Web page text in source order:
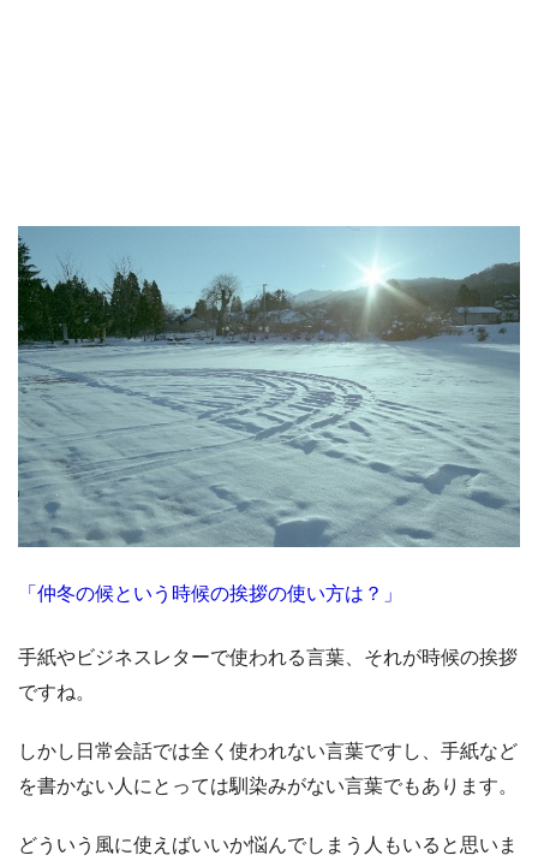
「仲冬の候という時候の挨拶の使い方は？」
手紙やビジネスレターで使われる言葉、それが時候の挨拶
ですね。
しかし日常会話では全く使われない言葉ですし、手紙など
を書かない人にとっては馴染みがない言葉でもあります。
どういう風に使えばいいか悩んでしまう人もいると思いま